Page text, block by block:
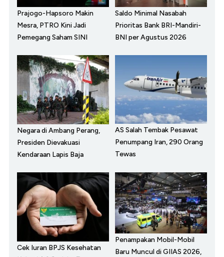
Prajogo-Hapsoro Makin
Mesra, PTRO Kini Jadi
Pemegang Saham SINI
Saldo Minimal Nasabah
Prioritas Bank BRI-Mandiri-
BNI per Agustus 2026
Negara di Ambang Perang,
Presiden Dievakuasi
Kendaraan Lapis Baja
AS Salah Tembak Pesawat
Penumpang Iran, 290 Orang
Tewas
Cek Iuran BPJS Kesehatan
Penampakan Mobil-Mobil
Baru Muncul di GIIAS 2026,